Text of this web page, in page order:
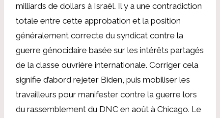
milliards de dollars à Israël. Il y a une contradiction
totale entre cette approbation et la position
généralement correcte du syndicat contre la
guerre génocidaire basée sur les intérêts partagés
de la classe ouvrière internationale. Corriger cela
signifie d’abord rejeter Biden, puis mobiliser les
travailleurs pour manifester contre la guerre lors
du rassemblement du DNC en août à Chicago. Le